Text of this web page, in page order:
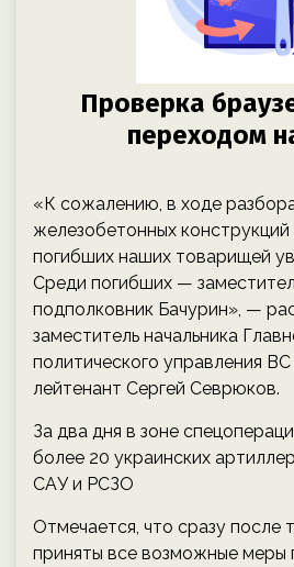
«К сожалению, в ходе
железобетонных конструкций
погибших наших товарищей
Среди погибших —
подполковник Бачурин», —
заместитель начальника
политического управления
лейтенант Сергей Севрюков.
За два дня в зоне
более 20 украинских
САУ и РСЗО
Отмечается, что сразу после
приняты все возможные меры